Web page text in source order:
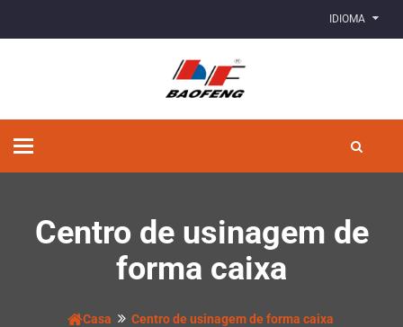
IDIOMA
Alternar
Centro de usinagem de
forma caixa
Casa Centro de usinagem de forma caixa